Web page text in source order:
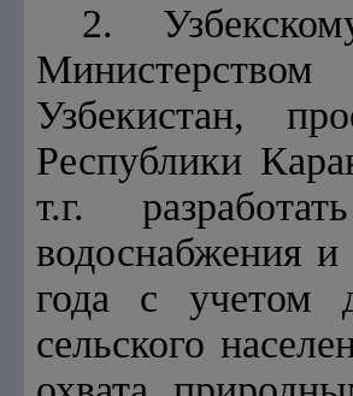
2.
Узбекистан,
Республики
т.г.
водоснабжения
года с учетом
сельского